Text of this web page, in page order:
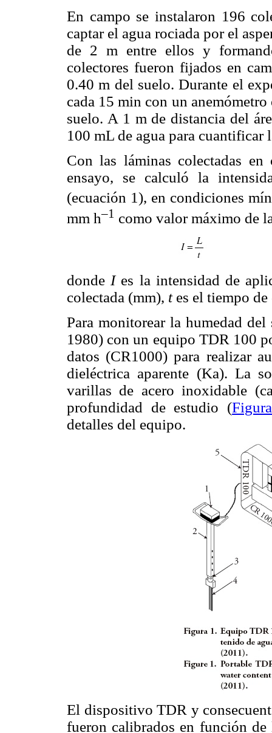
En campo se instalaron 196
captar el agua rociada por el
de 2 m entre ellos y
colectores fueron fijados en
0.40 m del suelo. Durante el
cada 15 min con un
suelo. A 1 m de distancia del
100 mL de agua para cuantificar
Con las láminas colectadas
ensayo, se calculó la
(ecuación 1), en condiciones
mm h–1 como valor máximo de
donde I es la intensidad de
colectada (mm), t es el tiempo
Para monitorear la humedad
1980) con un equipo TDR 100
datos (CR1000) para realizar
dieléctrica aparente (Ka). La
varillas de acero inoxidable
profundidad de estudio (
detalles del equipo.
El dispositivo TDR y
fueron calibrados en función